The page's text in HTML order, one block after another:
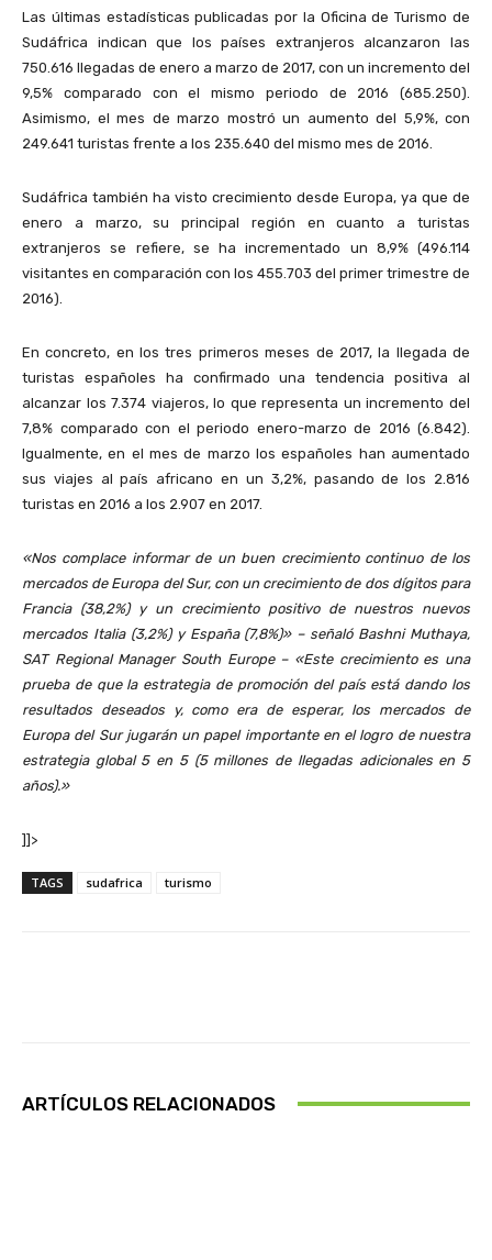
Las últimas estadísticas publicadas por la Oficina de Turismo de
Sudáfrica indican que los países extranjeros alcanzaron las
750.616 llegadas de enero a marzo de 2017, con un incremento del
9,5% comparado con el mismo periodo de 2016 (685.250).
Asimismo, el mes de marzo mostró un aumento del 5,9%, con
249.641 turistas frente a los 235.640 del mismo mes de 2016.
Sudáfrica también ha visto crecimiento desde Europa, ya que de
enero a marzo, su principal región en cuanto a turistas
extranjeros se refiere, se ha incrementado un 8,9% (496.114
visitantes en comparación con los 455.703 del primer trimestre de
2016).
En concreto, en los tres primeros meses de 2017, la llegada de
turistas españoles ha confirmado una tendencia positiva al
alcanzar los 7.374 viajeros, lo que representa un incremento del
7,8% comparado con el periodo enero-marzo de 2016 (6.842).
Igualmente, en el mes de marzo los españoles han aumentado
sus viajes al país africano en un 3,2%, pasando de los 2.816
turistas en 2016 a los 2.907 en 2017.
«Nos complace informar de un buen crecimiento continuo de los
mercados de Europa del Sur, con un crecimiento de dos dígitos para
Francia (38,2%) y un crecimiento positivo de nuestros nuevos
mercados Italia (3,2%) y España (7,8%)» – señaló Bashni Muthaya,
SAT Regional Manager South Europe – «Este crecimiento es una
prueba de que la estrategia de promoción del país está dando los
resultados deseados y, como era de esperar, los mercados de
Europa del Sur jugarán un papel importante en el logro de nuestra
estrategia global 5 en 5 (5 millones de llegadas adicionales en 5
años).»
]]>
TAGS sudafrica turismo
ARTÍCULOS RELACIONADOS